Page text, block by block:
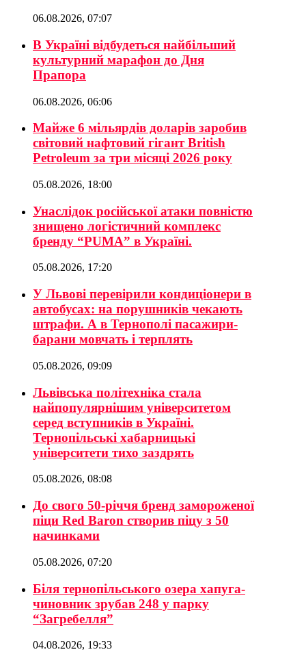
06.08.2026, 07:07
В Україні відбудеться найбільший
культурний марафон до Дня
Прапора
06.08.2026, 06:06
Майже 6 мільярдів доларів заробив
світовий нафтовий гігант British
Petroleum за три місяці 2026 року
05.08.2026, 18:00
Унаслідок російської атаки повністю
знищено логістичний комплекс
бренду “PUMA” в Україні.
05.08.2026, 17:20
У Львові перевірили кондиціонери в
автобусах: на порушників чекають
штрафи. А в Тернополі пасажири-
барани мовчать і терплять
05.08.2026, 09:09
Львівська політехніка стала
найпопулярнішим університетом
серед вступників в Україні.
Тернопільські хабарницькі
університети тихо заздрять
05.08.2026, 08:08
До свого 50-річчя бренд замороженої
піци Red Baron створив піцу з 50
начинками
05.08.2026, 07:20
Біля тернопільського озера хапуга-
чиновник зрубав 248 у парку
“Загребелля”
04.08.2026, 19:33